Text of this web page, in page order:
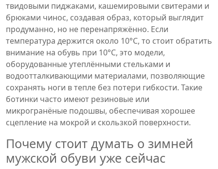
твидовыми пиджаками, кашемировыми свитерами и
брюками чинос, создавая образ, который выглядит
продуманно, но не перенапряжённо. Если
температура держится около 10°C, то стоит обратить
внимание на обувь при 10°C, это модели,
оборудованные утеплёнными стельками и
водоотталкивающими материалами, позволяющие
сохранять ноги в тепле без потери гибкости. Такие
ботинки часто имеют резиновые или
микрогранёные подошвы, обеспечивая хорошее
сцепление на мокрой и скользкой поверхности.
Почему стоит думать о зимней
мужской обуви уже сейчас